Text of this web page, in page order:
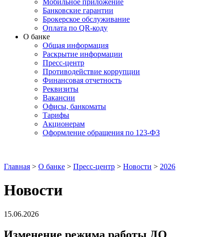
Мобильное приложение
Банковские гарантии
Брокерское обслуживание
Оплата по QR-коду
О банке
Общая информация
Раскрытие информации
Пресс-центр
Противодействие коррупции
Финансовая отчетность
Реквизиты
Вакансии
Офисы, банкоматы
Тарифы
Акционерам
Оформление обращения по 123-ФЗ
Главная > О банке > Пресс-центр > Новости > 2026
Новости
15.06.2026
Изменение режима работы ДО